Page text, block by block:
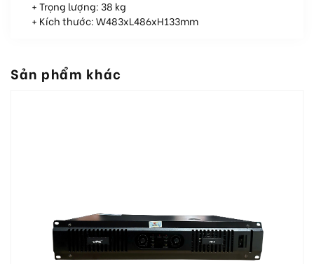
+ Trọng lượng: 38 kg
+ Kích thước: W483xL486xH133mm
Sản phẩm khác